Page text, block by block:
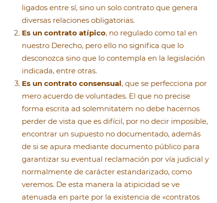
ligados entre sí, sino un solo contrato que genera
diversas relaciones obligatorias.
Es un contrato atípico, no regulado como tal en
nuestro Derecho, pero ello no significa que lo
desconozca sino que lo contempla en la legislación
indicada, entre otras.
Es un contrato consensual, que se perfecciona por
mero acuerdo de voluntades. El que no precise
forma escrita ad solemnitatem no debe hacernos
perder de vista que es difícil, por no decir imposible,
encontrar un supuesto no documentado, además
de si se apura mediante documento público para
garantizar su eventual reclamación por vía judicial y
normalmente de carácter estandarizado, como
veremos. De esta manera la atipicidad se ve
atenuada en parte por la existencia de «contratos